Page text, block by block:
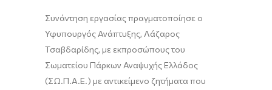
Συνάντηση εργασίας πραγματοποίησε ο
Υφυπουργός Ανάπτυξης, Λάζαρος
Τσαβδαρίδης, με εκπροσώπους του
Σωματείου Πάρκων Αναψυχής Ελλάδος
(ΣΩ.Π.Α.Ε.) με αντικείμενο ζητήματα που